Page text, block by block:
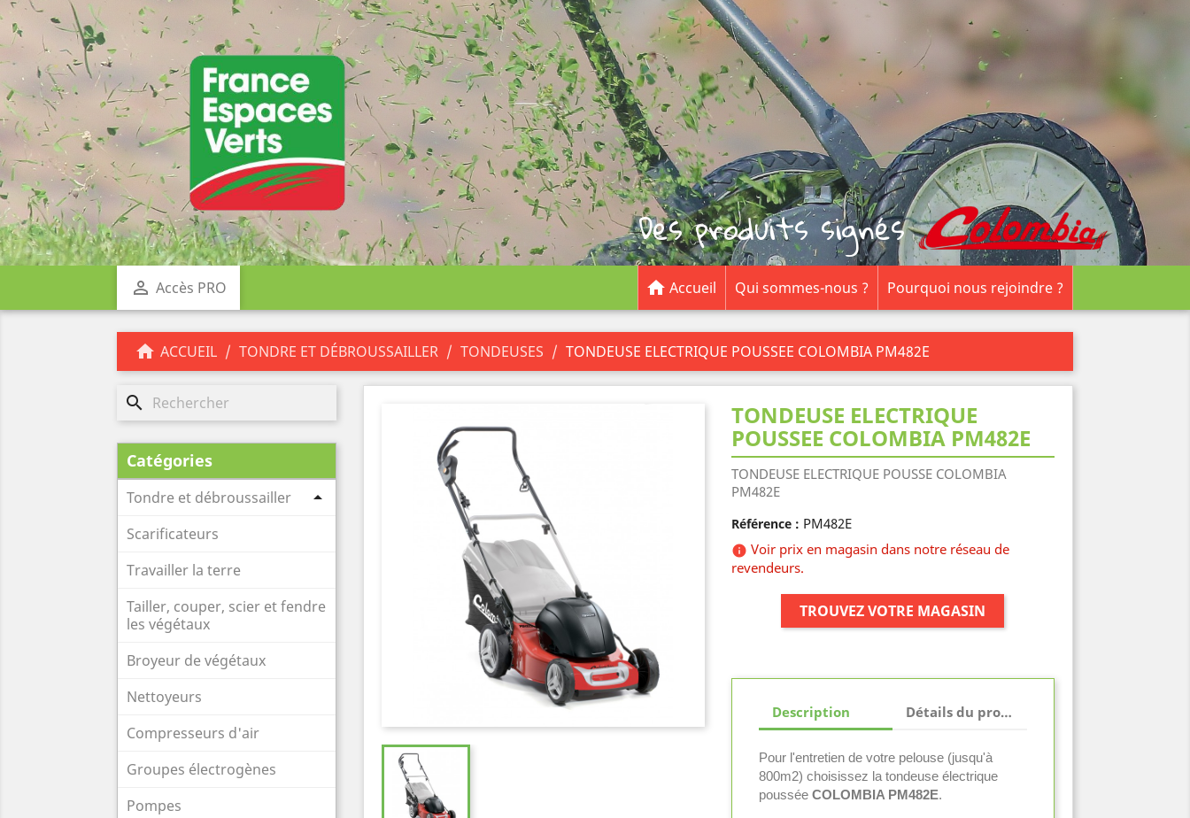
Des produits signés
 Accès PRO  Accueil Qui sommes-nous ? Pourquoi nous rejoindre ?
 ACCUEIL TONDRE ET DÉBROUSSAILLER TONDEUSES TONDEUSE ELECTRIQUE POUSSEE COLOMBIA PM482E
search
Catégories
Tondre et débroussailler 
Scarificateurs
Travailler la terre
Tailler, couper, scier et fendre
les végétaux
Broyeur de végétaux
Nettoyeurs
Compresseurs d'air
Groupes électrogènes
Pompes
TONDEUSE ELECTRIQUE
POUSSEE COLOMBIA PM482E
TONDEUSE ELECTRIQUE POUSSE COLOMBIA
PM482E
Référence : PM482E
 Voir prix en magasin dans notre réseau de
revendeurs.
TROUVEZ VOTRE MAGASIN
Description Détails du produit
Pour l'entretien de votre pelouse (jusqu'à
800m2) choisissez la tondeuse électrique
poussée COLOMBIA PM482E.